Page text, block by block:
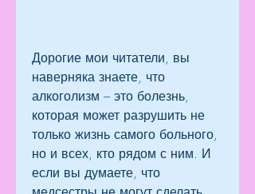
Дорогие мои читатели, вы
наверняка знаете, что
алкоголизм – это болезнь,
которая может разрушить не
только жизнь самого больного,
но и всех, кто рядом с ним. И
если вы думаете, что